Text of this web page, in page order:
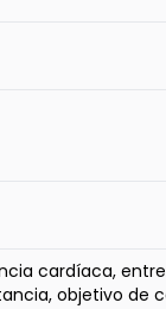
cardíaca,
objetivo de